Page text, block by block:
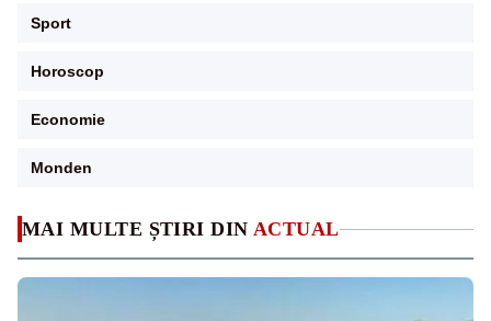
MAI MULTE ȘTIRI DIN ACTUAL
Sport
Horoscop
Economie
Monden